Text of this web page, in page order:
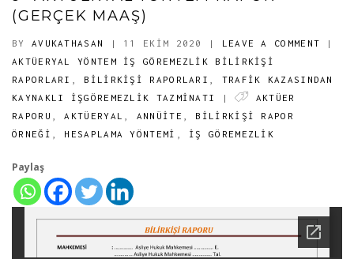
(GERÇEK MAAŞ)
BY AVUKATHASAN | 11 EKIM 2020 | LEAVE A COMMENT
|
AKTÜERYAL YÖNTEM İŞ GÖREMEZLIK BILIRKIŞI
RAPORLARI
BILIRKIŞI RAPORLARI
TRAFİK KAZASINDAN
KAYNAKLI İŞGÖREMEZLİK TAZMİNATI
|
AKTÜER
RAPORU
,AKTÜERYAL ANNÜİTE
BILIRKIŞI RAPOR
ÖRNEĞI
HESAPLAMA YÖNTEMI İŞ GÖREMEZLİK
Paylaş